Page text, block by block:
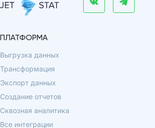
ПЛАТФОРМА
Выгрузка данных
Трансформация
Экспорт данных
Создание отчетов
Сквозная аналитика
Все интеграции